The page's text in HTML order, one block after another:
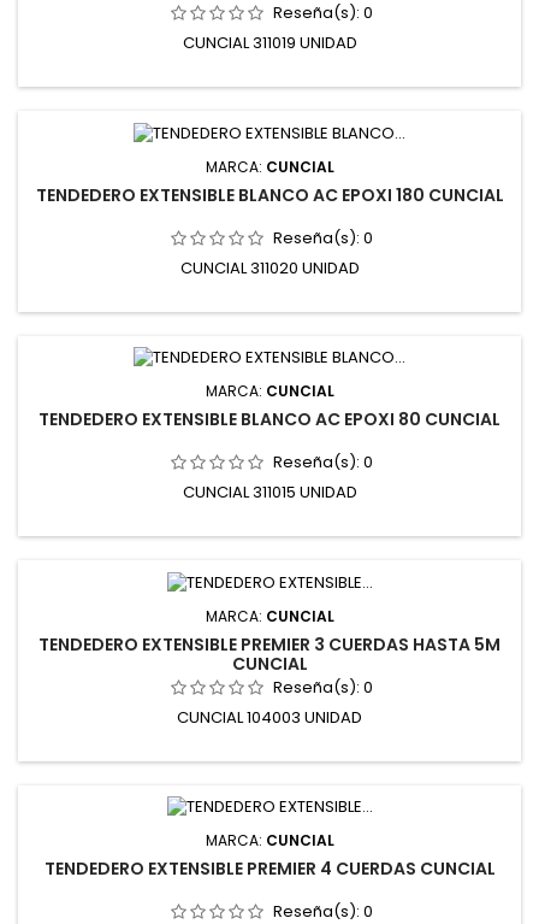
Reseña(s): 0
CUNCIAL 311019 UNIDAD
MARCA: CUNCIAL
TENDEDERO EXTENSIBLE BLANCO AC EPOXI 180 CUNCIAL
Reseña(s): 0
CUNCIAL 311020 UNIDAD
MARCA: CUNCIAL
TENDEDERO EXTENSIBLE BLANCO AC EPOXI 80 CUNCIAL
Reseña(s): 0
CUNCIAL 311015 UNIDAD
MARCA: CUNCIAL
TENDEDERO EXTENSIBLE PREMIER 3 CUERDAS HASTA 5M
CUNCIAL
Reseña(s): 0
CUNCIAL 104003 UNIDAD
MARCA: CUNCIAL
TENDEDERO EXTENSIBLE PREMIER 4 CUERDAS CUNCIAL
Reseña(s): 0